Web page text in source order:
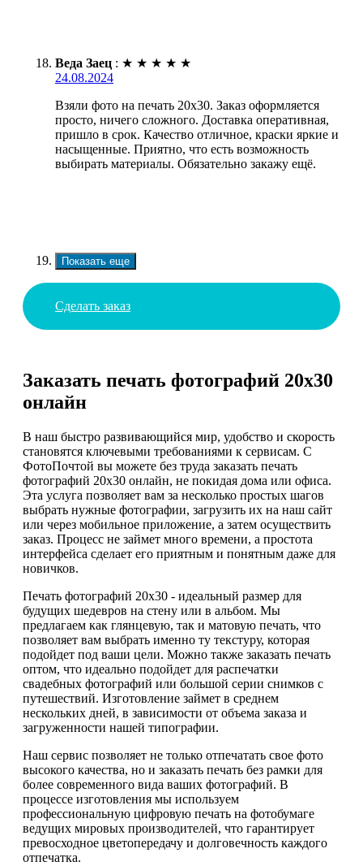
Веда Заец : ★ ★ ★ ★ ★
24.08.2024
Взяли фото на печать 20х30. Заказ оформляется
просто, ничего сложного. Доставка оперативная,
пришло в срок. Качество отличное, краски яркие и
насыщенные. Приятно, что есть возможность
выбирать материалы. Обязательно закажу ещё.
Показать еще
Сделать заказ
Заказать печать фотографий 20х30
онлайн
В наш быстро развивающийся мир, удобство и скорость
становятся ключевыми требованиями к сервисам. С
ФотоПочтой вы можете без труда заказать печать
фотографий 20х30 онлайн, не покидая дома или офиса.
Эта услуга позволяет вам за несколько простых шагов
выбрать нужные фотографии, загрузить их на наш сайт
или через мобильное приложение, а затем осуществить
заказ. Процесс не займет много времени, а простота
интерфейса сделает его приятным и понятным даже для
новичков.
Печать фотографий 20х30 - идеальный размер для
будущих шедевров на стену или в альбом. Мы
предлагаем как глянцевую, так и матовую печать, что
позволяет вам выбрать именно ту текстуру, которая
подойдет под ваши цели. Можно также заказать печать
оптом, что идеально подойдет для распечатки
свадебных фотографий или большой серии снимков с
путешествий. Изготовление займет в среднем
нескольких дней, в зависимости от объема заказа и
загруженности нашей типографии.
Наш сервис позволяет не только отпечатать свое фото
высокого качества, но и заказать печать без рамки для
более современного вида ваших фотографий. В
процессе изготовления мы используем
профессиональную цифровую печать на фотобумаге
ведущих мировых производителей, что гарантирует
превосходное цветопередачу и долговечность каждого
отпечатка.